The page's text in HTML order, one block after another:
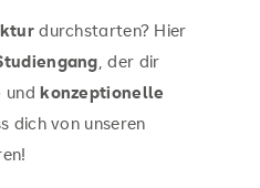
durchstarten? Hier
, der dir
undkonzeptionelle
dich von unseren